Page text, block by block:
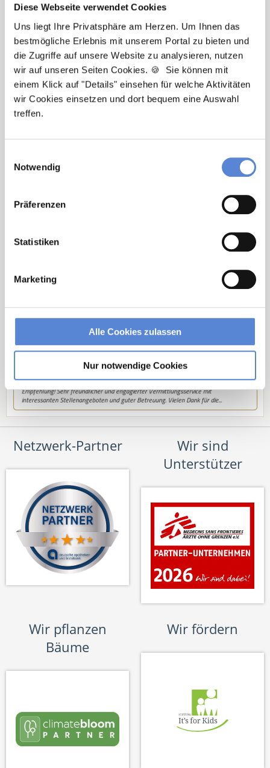
Diese Webseite verwendet Cookies
Uns liegt Ihre Privatsphäre am Herzen. Um Ihnen das
bestmögliche Erlebnis mit unserem Portal zu bieten und
die Zugriffe auf unsere Website zu analysieren, nutzen
wir auf unseren Seiten Cookies. 🍪 Sie können mit
einem Klick auf "Details" einsehen für welche Aktivitäten
wir Cookies einsetzen und dort bequem eine Auswahl
treffen.
Notwendig
Präferenzen
Statistiken
Marketing
Alle Cookies zulassen
Nur notwendige Cookies
Laura Holstein
Ansprechpartnerin
Ich unterstütze Sie bei der Stellensuche nach einem
ich Ihnen gerne zur Verfügung.
Jetzt zur kostenlosen Stellenanfrage
Kontakt
Tel.: +49 (0) 521 / 911 730 33
Netzwerk-Partner
Wir sind
Unterstützer
Wir pflanzen
Bäume
Wir fördern